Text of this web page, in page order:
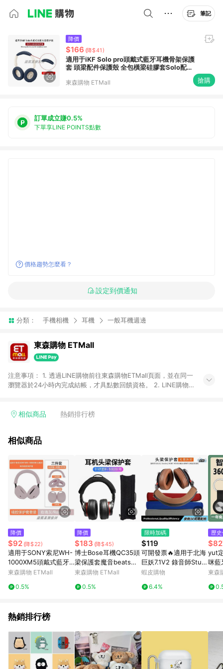
筆記
降價
$166 (降$41)
適用于iKF Solo pro頭戴式藍牙耳機骨架保護
套 頭梁配件保護殼 全包橫梁硅膠套Solo配件
東森購物 ETMall 搶購
訂單成立賺0.5%
下單享LINE POINTS點數
價格趨勢怎麼看？
設定到價通知
分類： 手機相機 耳機 一般耳機週邊
東森購物 ETMall
注意事項： 1. 透過LINE購物前往東森購物ETMall頁面，並在同一
瀏覽器於24小時內完成結帳，才具點數回饋資格。 2. LINE購物
單，皆不在點數回饋範圍內。 3. 如購買以下類別商品，將無法獲
球嚴選、商城、專案商品、「草莓網」全館商品。 4. 如取消訂
回饋。 5. 點數回饋會扣除所有折扣優惠後之最終發票金額計算，
實際回饋請依LINE購物通知為主。 6. 訂單如有使用東森購物
ETMall站內之折扣優惠(包含但不限於東森幣、樂透金、東森現金
券等)，不具點數回饋資格。詳細請依東森購物ETMall之結帳頁面
顯示為準。 7. LINE購物設有「單一商品最高回饋點數」機制(特
殊活動時開放「回饋無上限」)，以同一訂單中同一商品不論件數
計算，並依訂單成立時間當下LINE購物所設定的回饋機制為準。
如顯示之商品規格、顏色、價位、贈品與東森購物ETMall銷售網
頁不符，以銷售網頁標示為準。 9. 若有贈點爭議，請務必於訂單
日期+180天以內至LINE購物客服洽詢；若超過180天(含)以上進
行申訴，恕無法贈點回饋。 10. 部分點數紅包僅限指定商品使
用，或不適用於無回饋商品。各點數紅包之適用商品與使用條件
請依點數紅包頁面規則為準。
相似商品 熱銷排行榜
相似商品
降價
$92 (降$22)
適用于SONY索尼WH-
1000XM5頭戴式藍牙
耳機保護套外殼保護套
罩套XM6頭梁套全包防
東森購物 ETMall
0.5%
降價
$183 (降$45)
博士Bose耳機QC35頭
梁保護套魔音beats錄
音師solo3代頭戴式橫
東森購物 ETMall
0.5%
限時加碼
$119
可開發票🔥適用于北海
巨妖7.1V2 錄音師Studi
o MSR7 M50耳機頭梁
套
蝦皮購物
6.4%
歷
yut
咪藍
跟蹤
東森
熱銷排行榜